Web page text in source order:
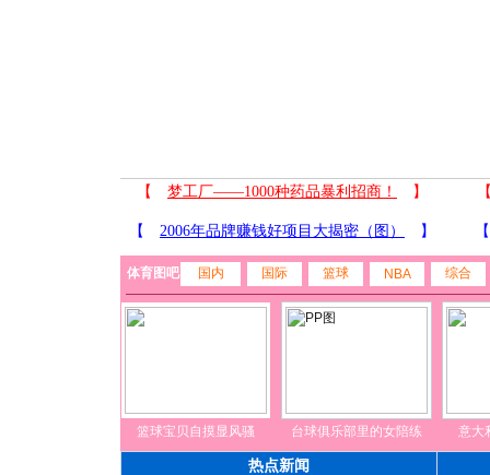
体育图吧 国内 国际 篮球 NBA 综合
篮球宝贝自摸显风骚 台球俱乐部里的女陪练 意大
热点新闻